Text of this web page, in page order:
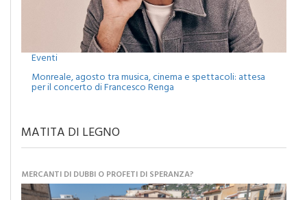
Monreale, agosto tra musica, cinema e spettacoli: attesa
per il concerto di Francesco Renga